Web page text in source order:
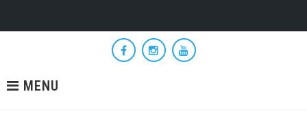
contentMENU